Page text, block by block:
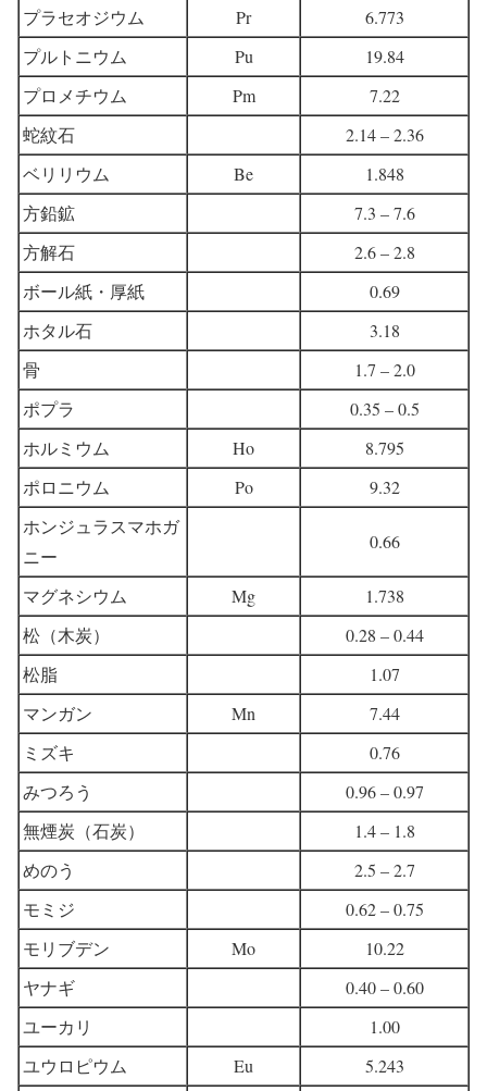
プラセオジウム
Pr
6.773
プルトニウム
Pu
19.84
プロメチウム
Pm
7.22
蛇紋石
2.14 – 2.36
ベリリウム
Be
1.848
方鉛鉱
7.3 – 7.6
方解石
2.6 – 2.8
ボール紙・厚紙
0.69
ホタル石
3.18
骨
1.7 – 2.0
ポプラ
0.35 – 0.5
ホルミウム
Ho
8.795
ポロニウム
Po
9.32
ホンジュラスマホガ
ニー
0.66
マグネシウム Mg
1.738
松（木炭）
0.28 – 0.44
松脂
1.07
マンガン
Mn
7.44
ミズキ
0.76
みつろう
0.96 – 0.97
無煙炭（石炭）
1.4 – 1.8
めのう
2.5 – 2.7
モミジ
0.62 – 0.75
モリブデン
Mo
10.22
ヤナギ
0.40 – 0.60
ユーカリ
1.00
ユウロピウム
Eu
5.243